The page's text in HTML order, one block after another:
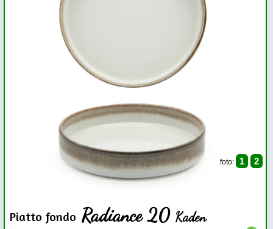
foto: 1 2
Piatto fondo Radiance 20 Kaden